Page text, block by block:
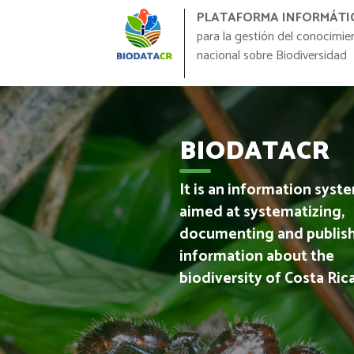
PLATAFORMA
para la gestión del
nacional sobre Biodiversidad
BIODATACR
It is an information
aimed at systematizing,
documenting and
information about the
biodiversity of Costa